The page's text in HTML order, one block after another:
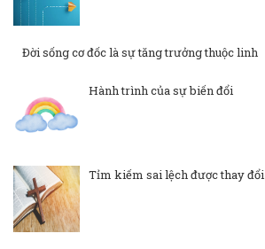
Đời sống cơ đốc là sự tăng trưởng thuộc linh
Hành trình của sự biến đổi
Tỉm kiếm sai lệch được thay đổi